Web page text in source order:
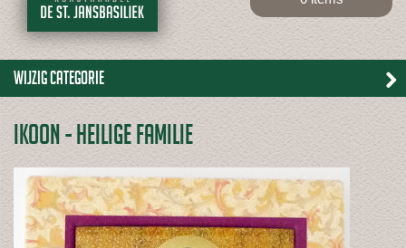
Wijzig categorie
IKOON - HEILIGE FAMILIE